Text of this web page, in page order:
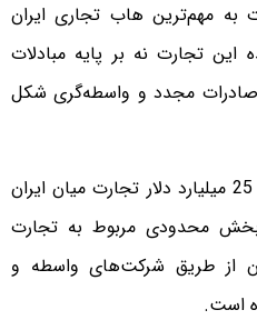
به مهم‌ترین هاب تجاری ایران
تجارت نه بر پایه مبادلات
صادرات مجدد و واسطه‌گری شکل
برآوردها نشان می‌دهد از حدود 25 میلیارد دلار تجارت میان ایران
محدودی مربوط به تجارت
از طریق شرکت‌های واسطه و
است.